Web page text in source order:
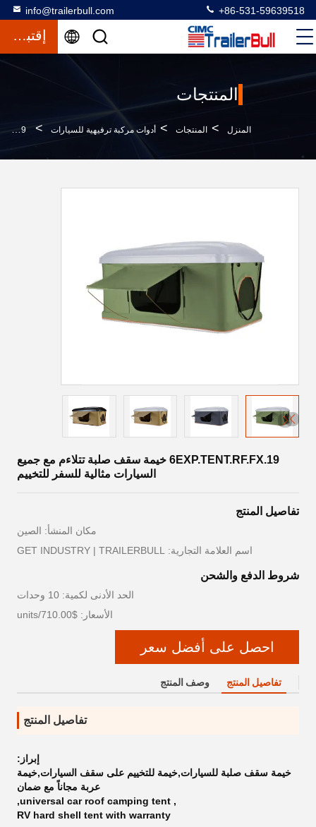
info@trailerbull.com +86-531-59639518
إقتباس
المنتجات
المنزل > المنتجات > أدوات مركبة ترفيهية للسيارات > 6EXP.TENT.RF.FX.19 خيمة سقف صلبة تتلاءم مع جميع السيارات مثالية للسفر للتخييم
6EXP.TENT.RF.FX.19 خيمة سقف صلبة تتلاءم مع جميع
السيارات مثالية للسفر للتخييم
تفاصيل المنتج
مكان المنشأ: الصين
اسم العلامة التجارية: GET INDUSTRY | TRAILERBULL
شروط الدفع والشحن
الحد الأدنى لكمية: 10 وحدات
الأسعار: $710.00/units
احصل على أفضل سعر
تفاصيل المنتج وصف المنتج
تفاصيل المنتج
إبراز:
خيمة سقف صلبة للسيارات,خيمة للتخييم على سقف السيارات,خيمة
عربة مجاناً مع ضمان
,
universal car roof camping tent
,
RV hard shell tent with warranty